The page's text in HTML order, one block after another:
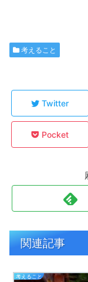
考えること
Twitter
Pocket
関連記事
考えること